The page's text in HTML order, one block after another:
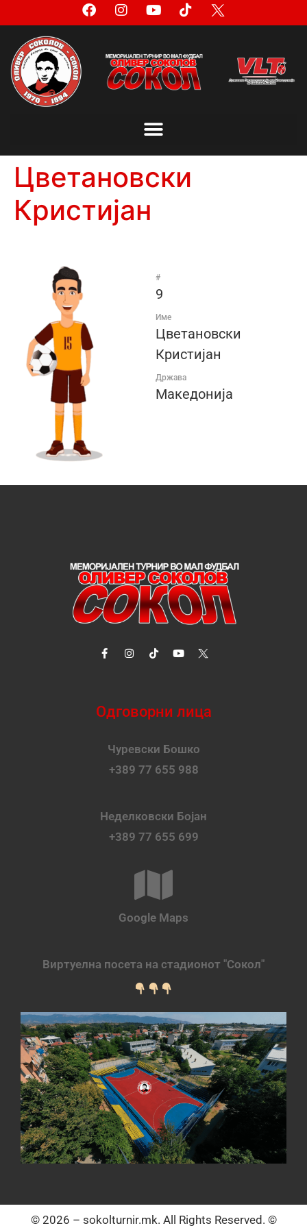
Цветановски
Кристијан
#
9
Име
Цветановски
Кристијан
Држава
Македонија
Одговорни лица
Чуревски Бошко
+389 77 655 988
Неделковски Бојан
+389 77 655 699
Google Maps
Виртуелна посета на стадионот "Сокол"
© 2026 – sokolturnir.mk. All Rights Reserved. ©